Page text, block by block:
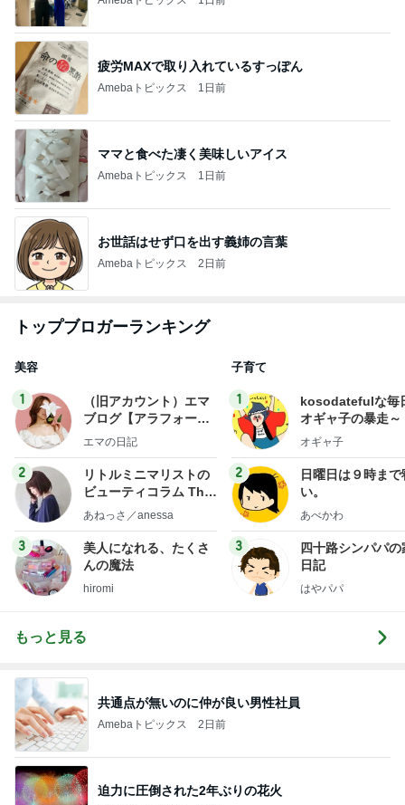
疲労MAXで取り入れているすっぽん
Amebaトピックス 1日前
ママと食べた凄く美味しいアイス
Amebaトピックス 1日前
お世話はせず口を出す義姉の言葉
Amebaトピックス 2日前
トップブロガーランキング
美容
1
（旧アカウント）エマ
ブログ【アラフォー会
社売却セカンドライ
エマの日記
2
リトルミニマリストの
ビューティコラム The
little minimalist's bea
あねっさ／anessa
3
美人になれる、たくさ
んの魔法
hiromi
子育て
1
kosodatefulな毎
オギャ子の暴走～
オギャ子
2
日曜日は９時まで
い。
あべかわ
3
四十路シンパパの
日記
はやパパ
もっと見る
共通点が無いのに仲が良い男性社員
Amebaトピックス 2日前
迫力に圧倒された2年ぶりの花火